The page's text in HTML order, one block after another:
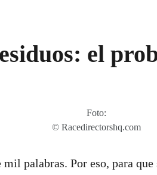
el
Foto:
© Racedirectorshq.com
palabras. Por eso, para